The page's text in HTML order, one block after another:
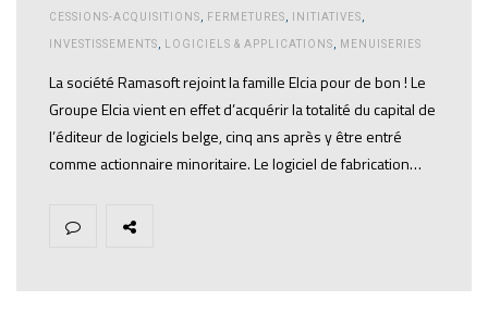
CESSIONS-ACQUISITIONS FERMETURES INITIATIVES
INVESTISSEMENTS LOGICIELS & APPLICATIONS MENUISERIES
La société Ramasoft rejoint la famille Elcia pour de bon ! Le
Groupe Elcia vient en effet d’acquérir la totalité du capital de
l’éditeur de logiciels belge, cinq ans après y être entré
comme actionnaire minoritaire. Le logiciel de fabrication…